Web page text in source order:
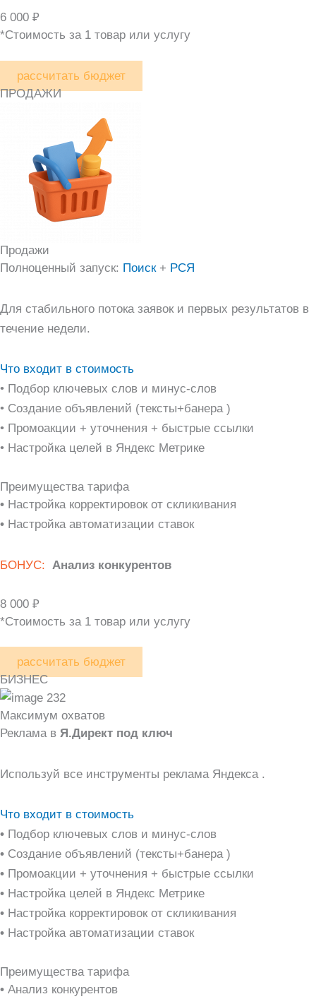
6 000 ₽
*Стоимость за 1 товар или услугу
рассчитать бюджет
ПРОДАЖИ
Продажи
Полноценный запуск: Поиск+ РСЯ
Для стабильного потока заявок и первых результатов в
течение недели.
Что входит в стоимость
• Подбор ключевых слов и минус-слов
• Создание объявлений (тексты+банера )
• Промоакции + уточнения + быстрые ссылки
• Настройка целей в Яндекс Метрике
Преимущества тарифа
• Настройка корректировок от скликивания
• Настройка автоматизации ставок
БОНУС: Анализ конкурентов
8 000 ₽
*Стоимость за 1 товар или услугу
рассчитать бюджет
БИЗНЕС
Максимум охватов
Реклама в Я.Директ под ключ
Используй все инструменты реклама Яндекса .
Что входит в стоимость
• Подбор ключевых слов и минус-слов
• Создание объявлений (тексты+банера )
• Промоакции + уточнения + быстрые ссылки
• Настройка целей в Яндекс Метрике
• Настройка корректировок от скликивания
• Настройка автоматизации ставок
Преимущества тарифа
• Анализ конкурентов